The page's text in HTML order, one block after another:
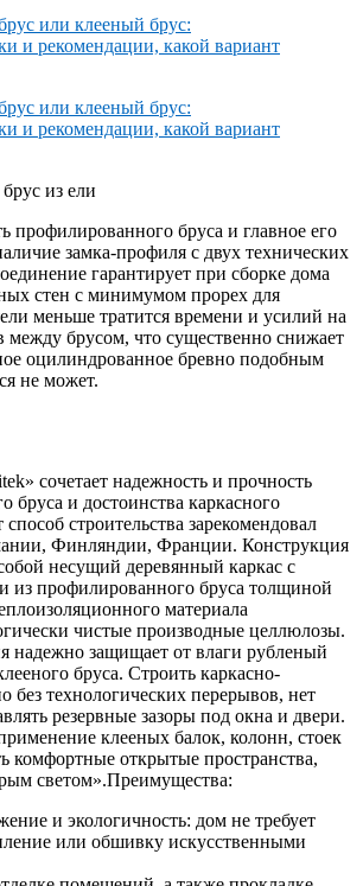
из ели
профилированного бруса и главное его
замка-профиля с двух технических
гарантирует при сборке дома
стен с минимумом прорех для
меньше тратится времени и усилий на
между брусом, что существенно снижает
оцилиндрованное бревно подобным
не может.
сочетает надежность и прочность
бруса и достоинства каркасного
строительства зарекомендовал
Финляндии, Франции. Конструкция
несущий деревянный каркас с
из профилированного бруса толщиной
материала
чистые производные целлюлозы.
надежно защищает от влаги рубленый
бруса. Строить каркасно-
без технологических перерывов, нет
резервные зазоры под окна и двери.
клееных балок, колонн, стоек
комфортные открытые пространства,
светом».Преимущества:
и экологичность: дом не требует
или обшивку искусственными